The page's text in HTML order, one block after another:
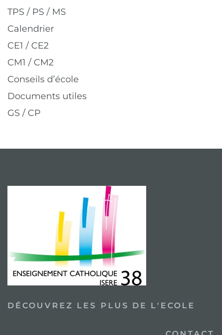
TPS / PS / MS
Calendrier
CE1 / CE2
CM1 / CM2
Conseils d’école
Documents utiles
GS / CP
DÉCOUVREZ LES PLUS DE L'ECOLE